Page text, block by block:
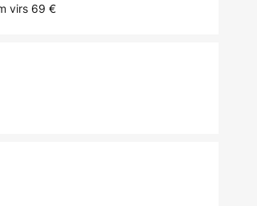
virs 69 €